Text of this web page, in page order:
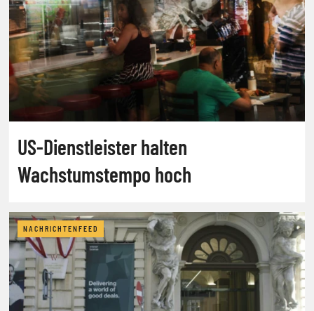
US-Dienstleister halten
Wachstumstempo hoch
NACHRICHTENFEED